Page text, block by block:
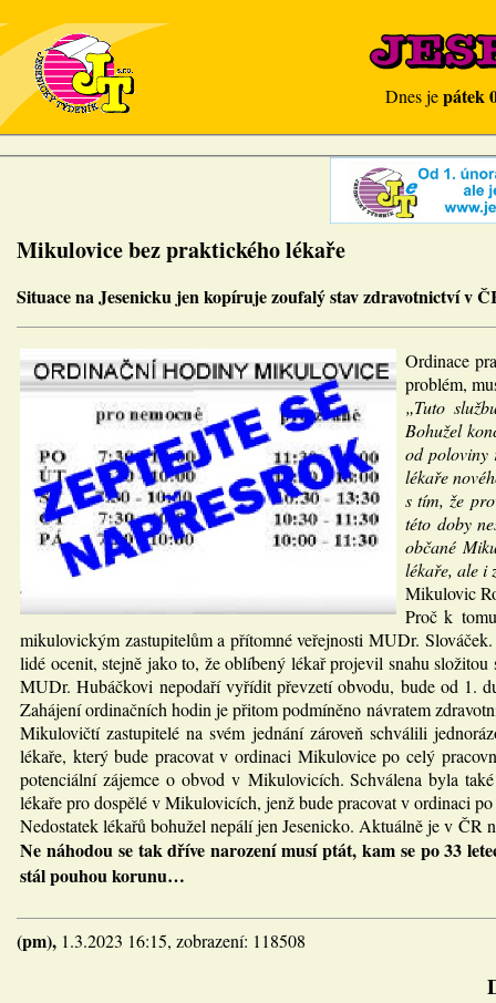
Dnes jepátek
Mikulovice bez praktického lékaře
Situace na Jesenicku jen kopíruje zoufalý stav zdravotnictví v
Ordinace
problém,
„Tuto
Bohužel
od poloviny
lékaře
s tím, že
této doby
občané
lékaře, ale i
Mikulovic
Proč k
mikulovickým zastupitelům a přítomné veřejnosti MUDr.
lidé ocenit, stejně jako to, že oblíbený lékař projevil snahu
MUDr. Hubáčkovi nepodaří vyřídit převzetí obvodu, bude od 1.
Zahájení ordinačních hodin je přitom podmíněno návratem
Mikulovičtí zastupitelé na svém jednání zároveň schválili
lékaře, který bude pracovat v ordinaci Mikulovice po celý
potenciální zájemce o obvod v Mikulovicích. Schválena byla
lékaře pro dospělé v Mikulovicích, jenž bude pracovat v ordinaci
Nedostatek lékařů bohužel nepálí jen Jesenicko. Aktuálně je v ČR
Ne náhodou se tak dříve narození musí ptát, kam se po 33
stál pouhou korunu…
(pm), 1.3.2023 16:15, zobrazení: 118508